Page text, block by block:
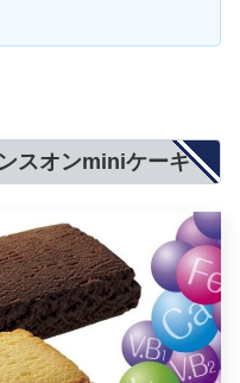
スオンminiケーキ